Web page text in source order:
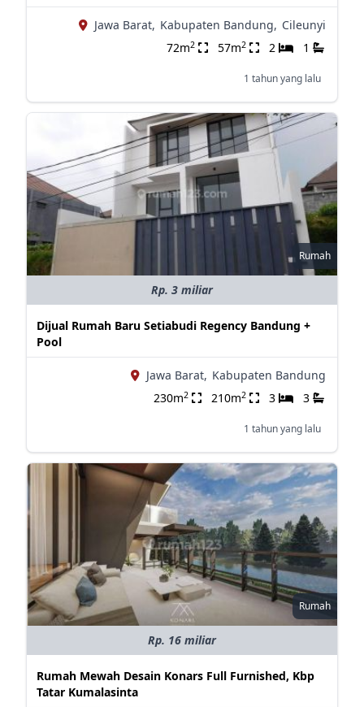
Jawa Barat, Kabupaten Bandung, Cileunyi
72m2 57m2 2 1
1 tahun yang lalu
Rumah
Rp. 3 miliar
Dijual Rumah Baru Setiabudi Regency Bandung +
Pool
Jawa Barat, Kabupaten Bandung
230m2 210m2 3 3
1 tahun yang lalu
Rumah
Rp. 16 miliar
Rumah Mewah Desain Konars Full Furnished, Kbp
Tatar Kumalasinta